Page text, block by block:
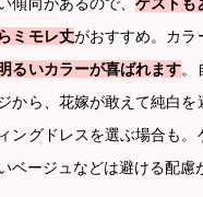
ミモレ丈がおすすめ。カラ
るいカラーが喜ばれます。
から、花嫁が敢えて純白を
ングドレスを選ぶ場合も。
ベージュなどは避ける配慮